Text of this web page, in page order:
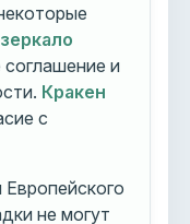
соглашение и
Кракен
с
не могут